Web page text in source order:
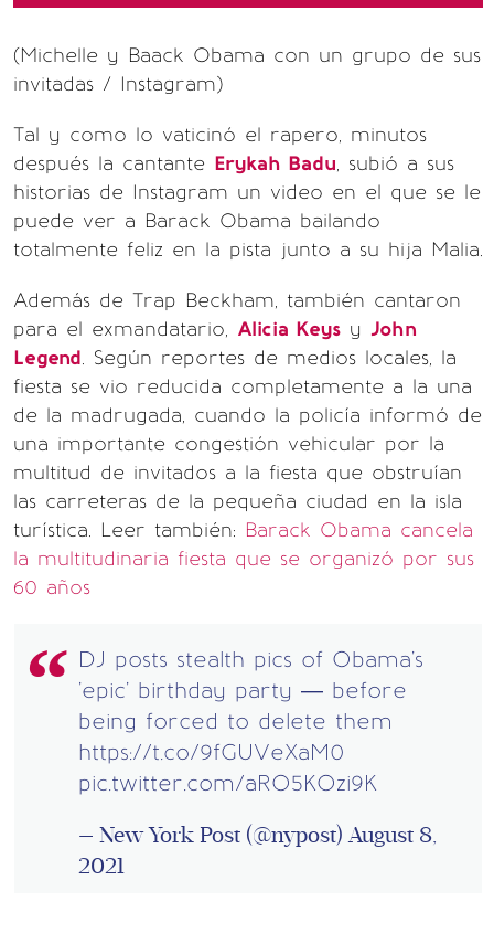
(Michelle y Baack Obama con un grupo de sus
invitadas / Instagram)
Tal y como lo vaticinó el rapero, minutos
después la cantante Erykah Badu, subió a sus
historias de Instagram un video en el que se le
puede ver a Barack Obama bailando
totalmente feliz en la pista junto a su hija Malia.
Además de Trap Beckham, también cantaron
para el exmandatario, Alicia Keys y John
Legend. Según reportes de medios locales, la
fiesta se vio reducida completamente a la una
de la madrugada, cuando la policía informó de
una importante congestión vehicular por la
multitud de invitados a la fiesta que obstruían
las carreteras de la pequeña ciudad en la isla
turística. Leer también: Barack Obama cancela
la multitudinaria fiesta que se organizó por sus
60 años
DJ posts stealth pics of Obama's
'epic' birthday party — before
being forced to delete them
https://t.co/9fGUVeXaM0
pic.twitter.com/aRO5KOzi9K
— New York Post (@nypost)August 8,
2021